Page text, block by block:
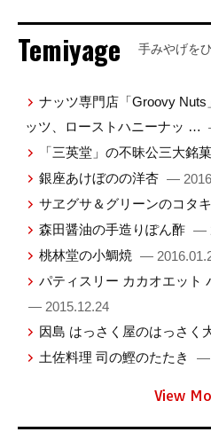
Temiyage 手みやげを
ナッツ専門店「Groovy
ッツ、ローストハニーナッ …
「三英堂」の不昧公三大銘
銀座あけぼのの洋杏 —
サヱグサ＆グリーンのコタ
森田醤油の手造りぽん酢 —
桃林堂の小鯛焼 —
パティスリー カカオエット
— 2015.12.24
因島 はっさく屋のはっさく
土佐料理 司の鰹のたたき
—
View